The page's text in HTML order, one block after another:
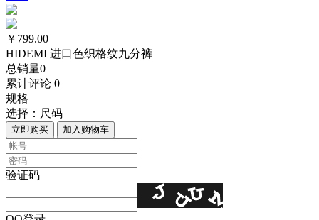
￥799.00
HIDEMI 进口色织格纹九分裤
总销量0
累计评论 0
规格
选择： 尺码
立即购买 加入购物车
验证码